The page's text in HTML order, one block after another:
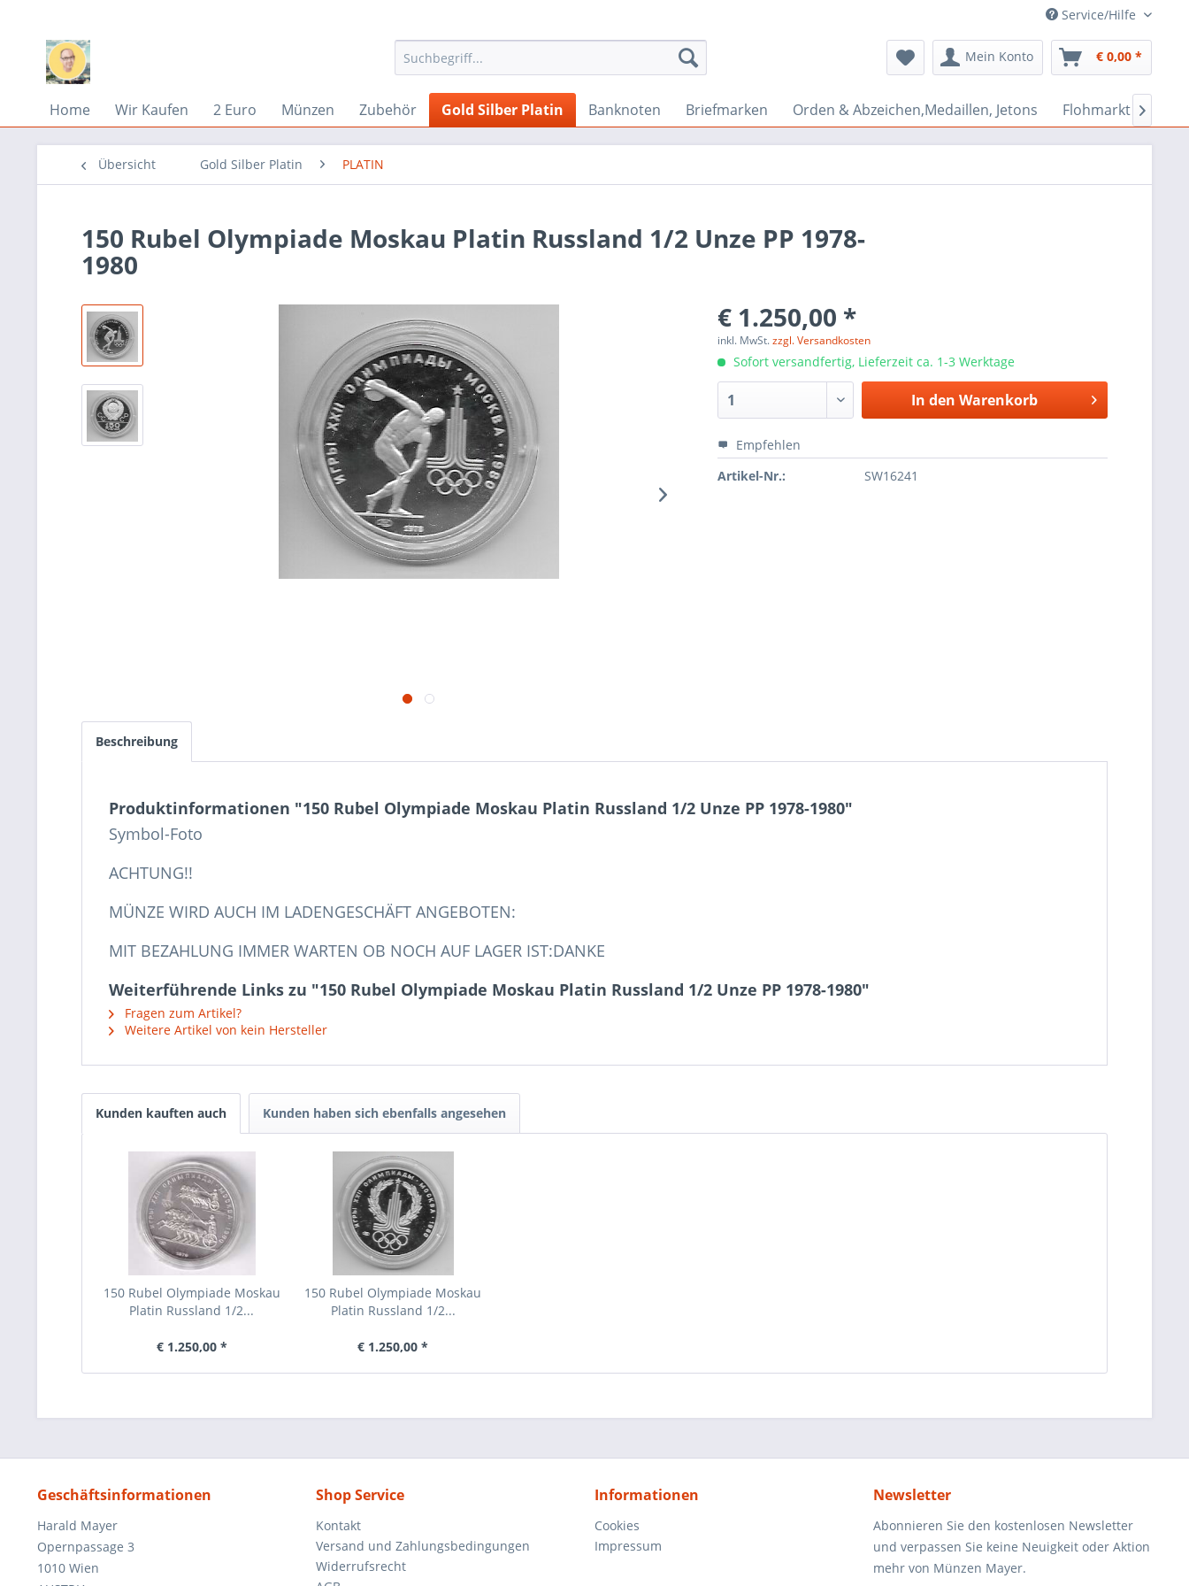
Service/Hilfe
Mein Konto € 0,00 *
Home Wir Kaufen 2 Euro Münzen Zubehör Gold Silber Platin Banknoten Briefmarken Orden & Abzeichen,Medaillen, Jetons Flohmarkt Bazar

Übersicht Gold Silber Platin PLATIN
150 Rubel Olympiade Moskau Platin Russland 1/2 Unze PP 1978-
1980
€ 1.250,00 *
inkl. MwSt.zzgl. Versandkosten
Sofort versandfertig, Lieferzeit ca. 1-3 Werktage
In den Warenkorb
Empfehlen
Artikel-Nr.:
SW16241
Beschreibung
Produktinformationen "150 Rubel Olympiade Moskau Platin Russland 1/2 Unze PP 1978-1980"
Symbol-Foto
ACHTUNG!!
MÜNZE WIRD AUCH IM LADENGESCHÄFT ANGEBOTEN:
MIT BEZAHLUNG IMMER WARTEN OB NOCH AUF LAGER IST:DANKE
Weiterführende Links zu "150 Rubel Olympiade Moskau Platin Russland 1/2 Unze PP 1978-1980"
Fragen zum Artikel?
Weitere Artikel von kein Hersteller
Kunden kauften auch Kunden haben sich ebenfalls angesehen
150 Rubel Olympiade Moskau
Platin Russland 1/2...
€ 1.250,00 *
150 Rubel Olympiade Moskau
Platin Russland 1/2...
€ 1.250,00 *
Geschäftsinformationen
Harald Mayer
Opernpassage 3
1010 Wien
Shop Service
Kontakt
Versand und Zahlungsbedingungen
Widerrufsrecht
Informationen
Cookies
Impressum
Newsletter
Abonnieren Sie den kostenlosen Newsletter
und verpassen Sie keine Neuigkeit oder Aktion
mehr von Münzen Mayer.